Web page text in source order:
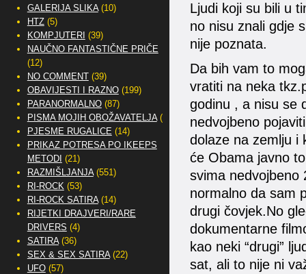
Ljudi koji su bili u
no nisu znali gdje
nije poznata.
Da bih vam to
vratiti na neka
godinu , a nisu se
nedvojbeno
dolaze na zemlju i
će Obama javno
svima nedvojbeno
normalno da sam
drugi čovjek.No
dokumentarne
kao neki “drugi”
sat, ali to nije ni
GALERIJA SLIKA(10)
HTZ(5)
KOMPJUTERI (39)
NAUČNO FANTASTIČNE PRIČE
(12)
NO COMMENT(39)
OBAVIJESTI I RAZNO(199)
PARANORMALNO(87)
PISMA MOJIH OBOŽAVATELJA(2)
PJESME RUGALICE (14)
PRIKAZ POTRESA PO IKEEPS
METODI (21)
RAZMIŠLJANJA(551)
RI-ROCK(53)
RI-ROCK SATIRA(14)
RIJETKI DRAJVERI/RARE
DRIVERS (4)
SATIRA(36)
SEX & SEX SATIRA(22)
UFO(57)